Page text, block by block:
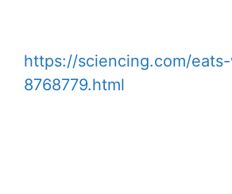
https://sciencing.com/
8768779.html